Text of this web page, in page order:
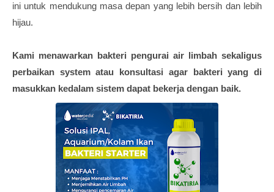
ini untuk mendukung masa depan yang lebih bersih dan lebih
hijau.
Kami menawarkan bakteri pengurai air limbah sekaligus
perbaikan system atau konsultasi agar bakteri yang di
masukkan kedalam sistem dapat bekerja dengan baik.